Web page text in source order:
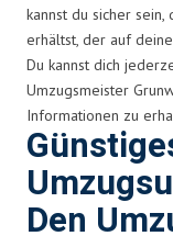
kannst du sicher
erhältst, der auf
Du kannst dich
Umzugsmeister
Informationen zu
Den